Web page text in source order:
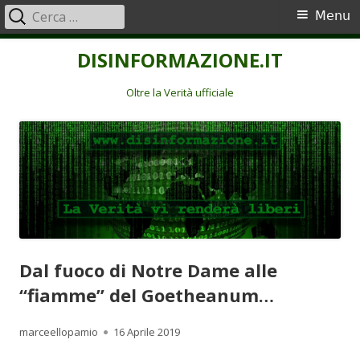
DISINFORMAZIONE.IT
Oltre la Verità ufficiale
Menu
principale
Menu
Ricerca
per:
Dal fuoco di Notre Dame alle
“fiamme” del Goetheanum…
Autore
marceellopamio Pubblicato
16 Aprile 2019